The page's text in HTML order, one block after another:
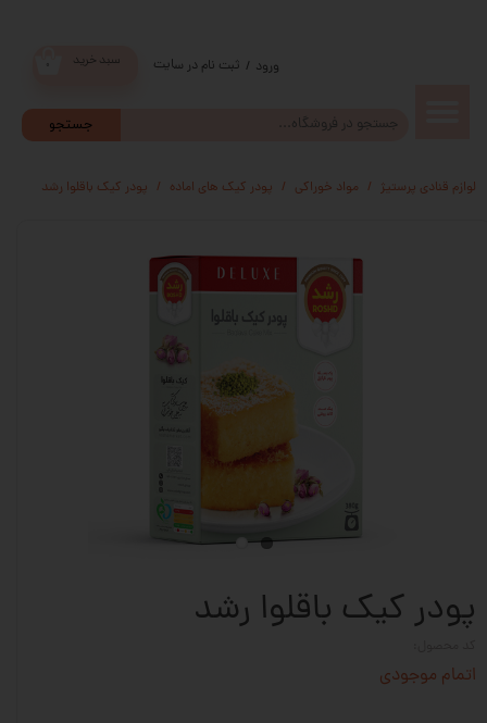
جستجو
سبد خرید ورود / ثبت نام در سایت
واژه
سفارشات
خروج از
حساب
کاربری
لوازم قنادی پرستیژ مواد خوراکی پودر کیک های اماده پودر کیک باقلوا رشد
پودر کیک باقلوا رشد
اتمام موجودی